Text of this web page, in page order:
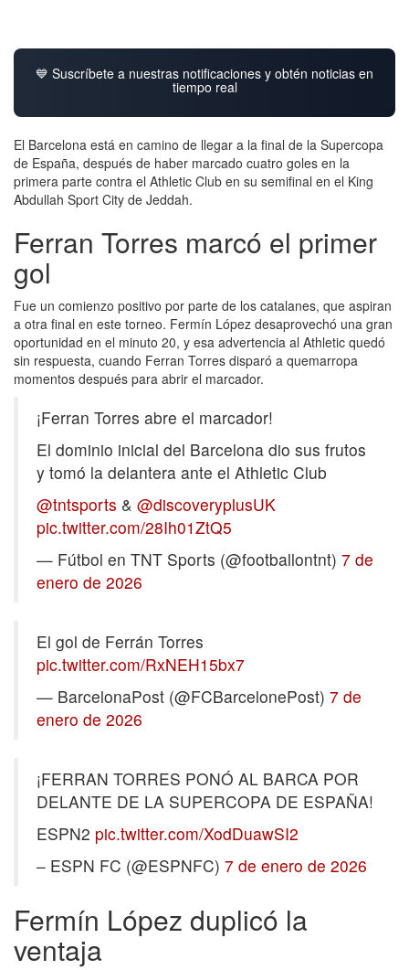
💙 Suscríbete a nuestras notificaciones y obtén noticias en
tiempo real
El Barcelona está en camino de llegar a la final de la Supercopa
de España, después de haber marcado cuatro goles en la
primera parte contra el Athletic Club en su semifinal en el King
Abdullah Sport City de Jeddah.
Ferran Torres marcó el primer
gol
Fue un comienzo positivo por parte de los catalanes, que aspiran
a otra final en este torneo. Fermín López desaprovechó una gran
oportunidad en el minuto 20, y esa advertencia al Athletic quedó
sin respuesta, cuando Ferran Torres disparó a quemarropa
momentos después para abrir el marcador.
¡Ferran Torres abre el marcador!
El dominio inicial del Barcelona dio sus frutos
y tomó la delantera ante el Athletic Club
@tntsports & @discoveryplusUK
pic.twitter.com/28Ih01ZtQ5
— Fútbol en TNT Sports (@footballontnt) 7 de
enero de 2026
El gol de Ferrán Torres
pic.twitter.com/RxNEH15bx7
— BarcelonaPost (@FCBarcelonePost) 7 de
enero de 2026
¡FERRAN TORRES PONÓ AL BARCA POR
DELANTE DE LA SUPERCOPA DE ESPAÑA!
ESPN2 pic.twitter.com/XodDuawSI2
– ESPN FC (@ESPNFC) 7 de enero de 2026
Fermín López duplicó la
ventaja